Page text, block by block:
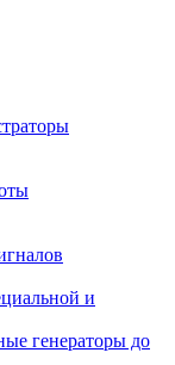
и
генераторы до